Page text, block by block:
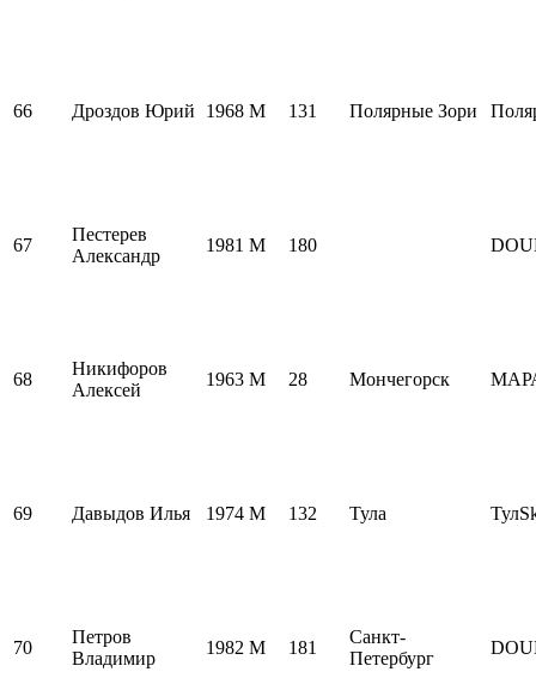
66 Дроздов Юрий 1968 M 131 Полярные Зори
67
Пестерев
Александр
1981 M 180
68
Никифоров
Алексей
1963 M 28 Мончегорск
69 Давыдов Илья 1974 M 132 Тула
70
Петров
Владимир
1982 M 181
Санкт-
Петербург